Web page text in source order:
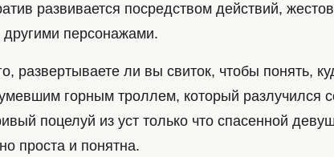
развивается посредством действий,
другими персонажами.
развертываете ли вы свиток, чтобы понять,
горным троллем, который разлучился
поцелуй из уст только что спасенной
проста и понятна.